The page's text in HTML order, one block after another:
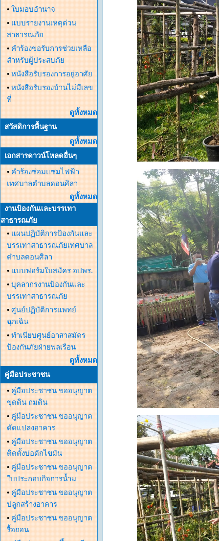
• ใบมอบอำนาจ
• แบบรายงานเหตุด่วน
สาธารณภัย
• คำร้องขอรับการช่วยเหลือ
สำหรับผู้ประสบภัย
• หนังสือรับรองการอยู่อาศัย
• หนังสือรับรองบ้านไม่มีเลข
ที่
ดูทั้งหมด
สวัสดิการพื้นฐาน
ดูทั้งหมด
เอกสารดาวน์โหลดอื่นๆ
• คำร้องซ่อมแซมไฟฟ้า
เทศบาลตำบลดอนศิลา
ดูทั้งหมด
งานป้องกันและบรรเทา
สาธารณภัย
• แผนปฏิบัติการป้องกันและ
บรรเทาสาธารณภัยเทศบาล
ตำบลดอนศิลา
• แบบฟอร์มใบสมัคร อปพร.
• บุคลากรงานป้องกันและ
บรรเทาสาธารณภัย
• ศูนย์ปฏิบัติการแพทย์
ฉุกเฉิน
• ทำเนียบศูนย์อาสาสมัคร
ป้องกันภัยฝ่ายพลเรือน
ดูทั้งหมด
คู่มือประชาชน
• คู่มือประชาชน ขออนุญาต
ขุดดิน ถมดิน
• คู่มือประชาชน ขออนุญาต
ดัดแปลงอาคาร
• คู่มือประชาชน ขออนุญาต
ติดตั้งบ่อดักไขมัน
• คู่มือประชาชน ขออนุญาต
ใบประกอบกิจการน้ำม
• คู่มือประชาชน ขออนุญาต
ปลูกสร้างอาคาร
• คู่มือประชาชน ขออนุญาต
รื้อถอน